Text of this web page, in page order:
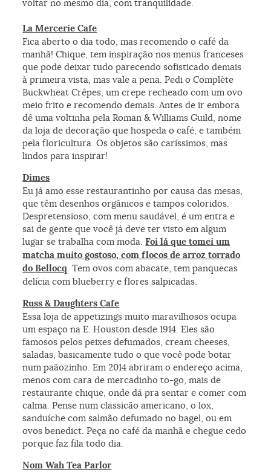
voltar no mesmo dia, com tranquilidade.
La Mercerie Cafe
Fica aberto o dia todo, mas recomendo o café da
manhã! Chique, tem inspiração nos menus franceses
que pode deixar tudo parecendo sofisticado demais
à primeira vista, mas vale a pena. Pedi o Complète
Buckwheat Crêpes, um crepe recheado com um ovo
meio frito e recomendo demais. Antes de ir embora
dê uma voltinha pela Roman & Williams Guild, nome
da loja de decoração que hospeda o café, e também
pela floricultura. Os objetos são caríssimos, mas
lindos para inspirar!
Dimes
Eu já amo esse restaurantinho por causa das mesas,
que têm desenhos orgânicos e tampos coloridos.
Despretensioso, com menu saudável, é um entra e
sai de gente que você já deve ter visto em algum
lugar se trabalha com moda.Foi lá que tomei um
matcha muito gostoso, com flocos de arroz torrado
do Bellocq . Tem ovos com abacate, tem panquecas
delícia com blueberry e flores salpicadas.
Russ & Daughters Cafe
Essa loja de appetizings muito maravilhosos ocupa
um espaço na E. Houston desde 1914. Eles são
famosos pelos peixes defumados, cream cheeses,
saladas, basicamente tudo o que você pode botar
num paãozinho. Em 2014 abriram o endereço acima,
menos com cara de mercadinho to-go, mais de
restaurante chique, onde dá pra sentar e comer com
calma. Pense num classicão americano, o lox,
sanduíche com salmão defumado no bagel, ou em
ovos benedict. Peça no café da manhã e chegue cedo
porque faz fila todo dia.
Nom Wah Tea Parlor